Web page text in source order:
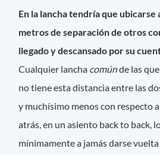
En la lancha tendría que ubicarse
metros de separación de otros
llegado y descansado por su
Cualquier lancha comúnde las
no tiene esta distancia entre las
y muchísimo menos con respecto
atrás, en un asiento back to back,
mínimamente a jamás darse